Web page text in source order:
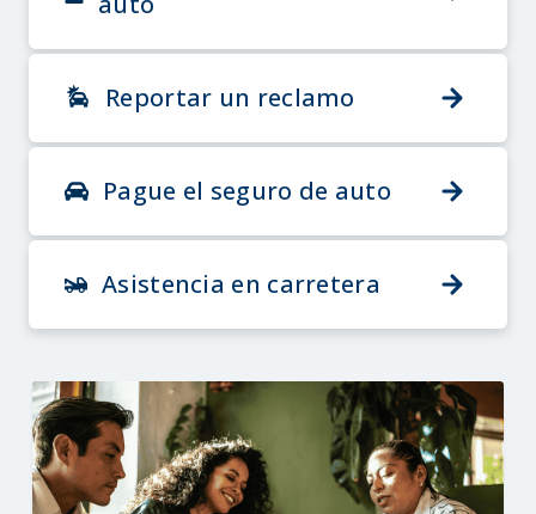
Reportar un reclamo
Pague el seguro de auto
Asistencia en carretera